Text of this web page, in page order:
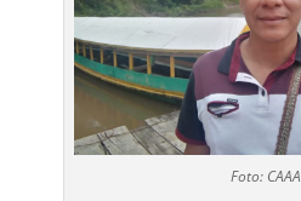
Foto: